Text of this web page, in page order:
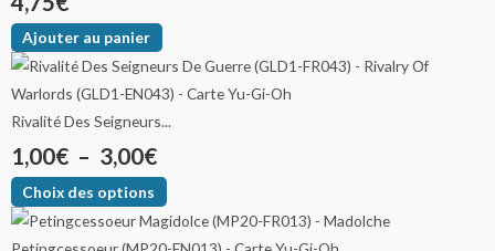
Ajouter au panier
Rivalité Des Seigneurs...
1,00€ – 3,00€
Choix des options